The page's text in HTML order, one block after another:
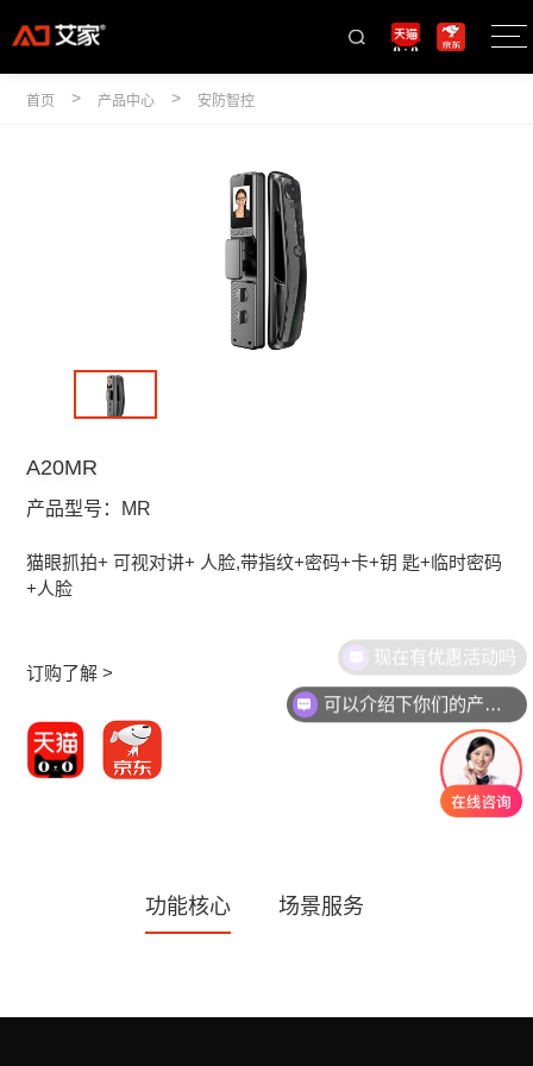
首页 > 产品中心 > 安防智控
A20MR
产品型号： MR
猫眼抓拍+ 可视对讲+ 人脸,带指纹+密码+卡+钥 匙+临时密码
+人脸
订购了解 >
功能核心 场景服务
现在有优惠活动吗